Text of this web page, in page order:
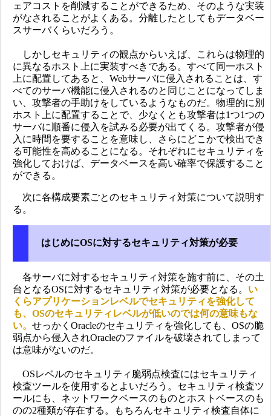
ェアコストを削減することができるため、そのような実装
がなされることがよくある。分離したとしてもデータベー
スサーバくらいだろう。
しかしセキュリティの観点からいえば、これらは物理的
に異なるホスト上に実装すべきである。すべて同一ホスト
上に配置してあると、Webサーバに侵入されることは、す
べてのサーバ機能に侵入されるのと同じことになってしま
い、攻撃者の手助けをしているようなものだ。物理的に別
ホスト上に配置することで、少なくとも攻撃者は1つ1つの
サーバに順番に侵入を試みる必要が出てくる。攻撃者が侵
入に時間を要することを意味し、さらにどこかで検出でき
る可能性を高めることになる。それぞれにセキュリティを
強化しておけば、データベースを高い確率で保護すること
ができる。
次に各構成要素ごとのセキュリティ対策について説明す
る。
はじめにOSに対するセキュリティ対策が必要
各サーバに対するセキュリティ対策を施す前に、その土
台となるOSに対するセキュリティ対策が必要となる。 い
くらアプリケーションレベルでセキュリティを強化して
も、OSのセキュリティレベルが低いのでは何の意味もな
い。 せっかくOracleのセキュリティを強化しても、OSの脆
弱点から侵入されOracleのファイルを破壊されてしまって
は意味がないのだ。
OSレベルのセキュリティ脆弱点検査にはセキュリティ
検査ツールを使用するとよいだろう。セキュリティ検査ツ
ールにも、ネットワークベースのものとホストベースのも
のの2種類が存在する。もちろんセキュリティ検査自体に